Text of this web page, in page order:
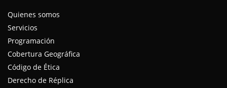
Quienes somos
Servicios
Programación
Cobertura Geográfica
Código de Ética
Derecho de Réplica